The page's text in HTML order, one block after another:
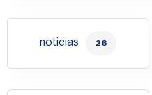
noticias 26